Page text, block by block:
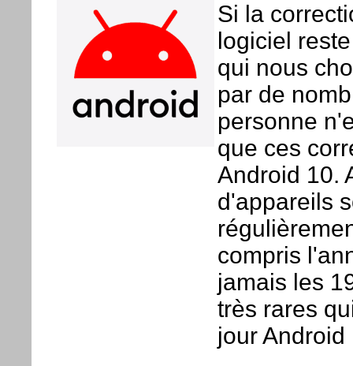
Si la
logiciel
qui nous
par de
personne
que ces
Android 10.
d'appareils
compris
jamais les
très rares
jour Android